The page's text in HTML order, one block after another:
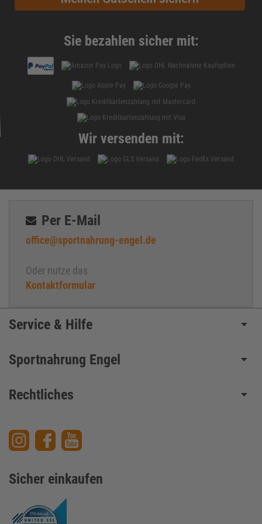
Sie bezahlen sicher mit:
Wir versenden mit:
Per E-Mail
office@sportnahrung-engel.de
Oder nutze das
Kontaktformular
Service & Hilfe
Sportnahrung Engel
Rechtliches
Sicher einkaufen